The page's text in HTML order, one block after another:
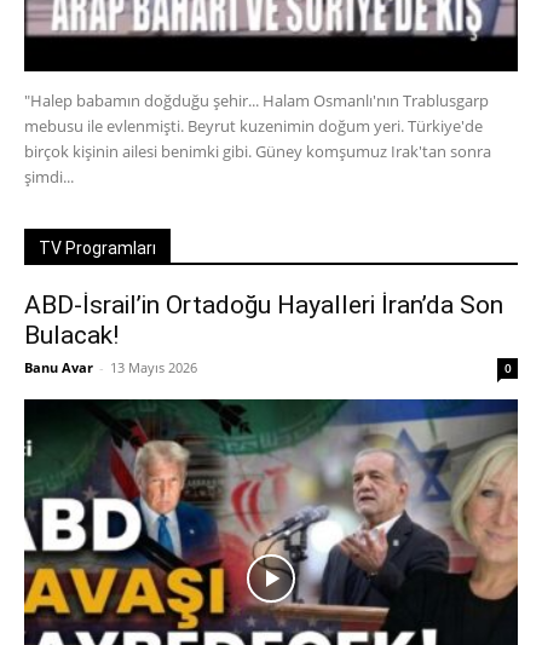
"Halep babamın doğduğu şehir... Halam Osmanlı'nın Trablusgarp
mebusu ile evlenmişti. Beyrut kuzenimin doğum yeri. Türkiye'de
birçok kişinin ailesi benimki gibi. Güney komşumuz Irak'tan sonra
şimdi...
TV Programları
ABD-İsrail’in Ortadoğu Hayalleri İran’da Son
Bulacak!
Banu Avar - 13 Mayıs 2026 0